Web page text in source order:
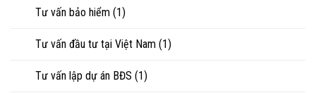
Tư vấn bảo hiểm (1)
Tư vấn đầu tư tại Việt Nam (1)
Tư vấn lập dự án BĐS (1)